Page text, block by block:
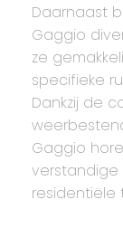
Daarnaast
Gaggio
ze
specifieke
Dankzij de
Gaggio
verstandige
residentiële